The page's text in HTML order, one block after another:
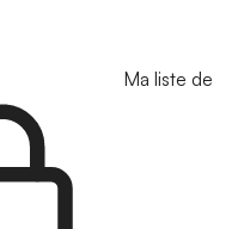
Ma liste de